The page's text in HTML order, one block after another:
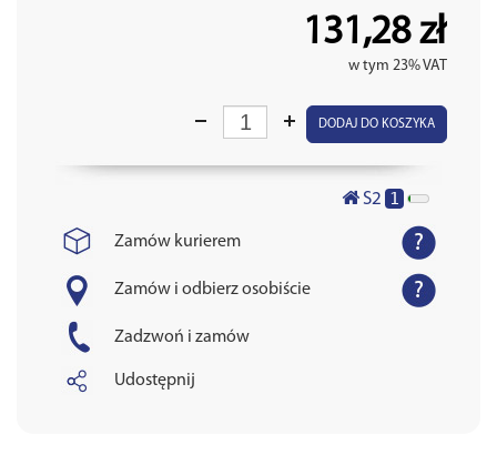
131,28 zł
w tym 23% VAT
DODAJ DO KOSZYKA
S2 1
Zamów kurierem
Zamów i odbierz osobiście
Zadzwoń i zamów
Udostępnij